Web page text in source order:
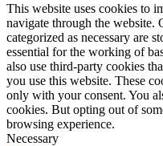
This website uses cookies to
navigate through the website.
categorized as necessary are
essential for the working of
also use third-party cookies
you use this website. These
only with your consent. You
cookies. But opting out of
browsing experience.
Necessary